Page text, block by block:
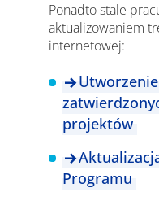
Ponadto stale
aktualizowaniem
internetowej:
projektów
Programu